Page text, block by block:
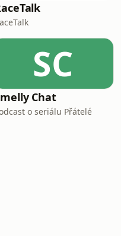
SC
Chat
o seriálu Přátelé